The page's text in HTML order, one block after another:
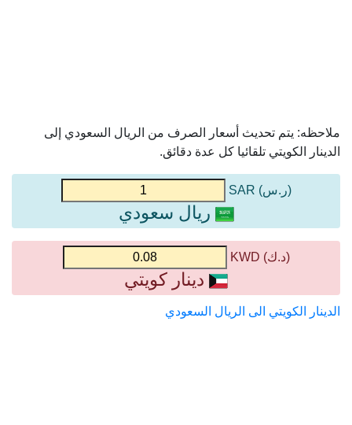
ملاحظه: يتم تحديث أسعار الصرف من الريال السعودي إلى
الدينار الكويتي تلقائيا كل عدة دقائق.
(ر.س) SAR
ريال سعودي
(د.ك) KWD
دينار كويتي
الدينار الكويتي الى الريال السعودي